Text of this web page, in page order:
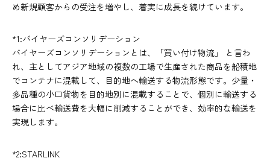
め新規顧客からの受注を増やし、着実に成長を続けています。
*1:バイヤーズコンソリデーション
バイヤーズコンソリデーションとは、「買い付け物流」 と言わ
れ、主としてアジア地域の複数の工場で生産された商品を船積地
でコンテナに混載して、目的地へ輸送する物流形態です。少量・
多品種の小口貨物を目的地別に混載することで、個別に輸送する
場合に比べ輸送費を大幅に削減することができ、効率的な輸送を
実現します。
*2:STARLINK